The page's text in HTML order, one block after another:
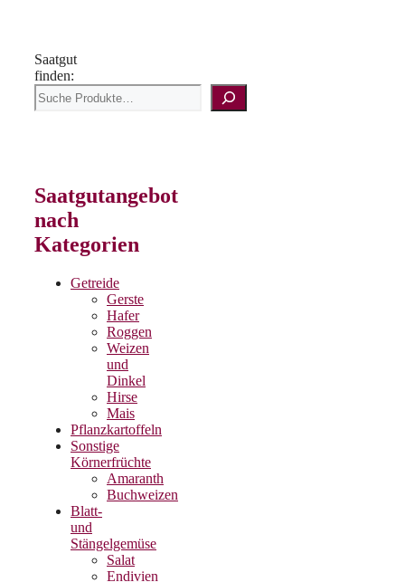
Saatgut
finden:
Saatgutangebot
nach
Kategorien
Getreide
Gerste
Hafer
Roggen
Weizen
und
Dinkel
Hirse
Mais
Pflanzkartoffeln
Sonstige
Körnerfrüchte
Amaranth
Buchweizen
Blatt-
und
Stängelgemüse
Salat
Endivien